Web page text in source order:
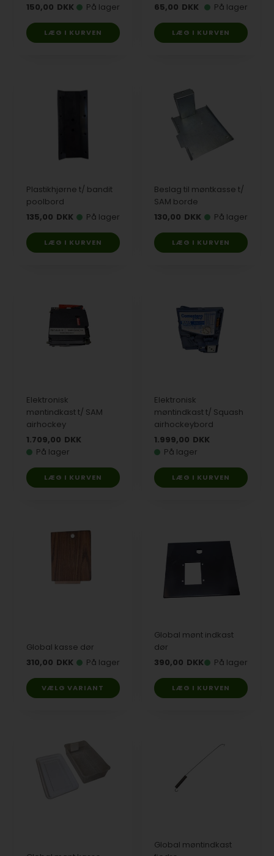
150,00 DKK På lager
65,00 DKK På lager
Plastikhjørne t/ bandit
poolbord
135,00 DKK På lager
Beslag til møntkasse t/
SAM borde
130,00 DKK På lager
Elektronisk
møntindkast t/ SAM
airhockey
1.709,00 DKK
På lager
Elektronisk
møntindkast t/ Squash
airhockeybord
1.999,00 DKK
På lager
Global kasse dør
310,00 DKK På lager
VÆLG VARIANT
Global mønt indkast
dør
390,00 DKK På lager
Global møntindkast